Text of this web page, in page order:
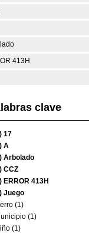
413H
clave
17
A
Arbolado
CCZ
ERROR 413H
Juego
(1)
(1)
(1)